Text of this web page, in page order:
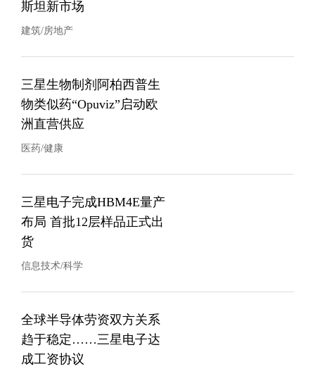
斯坦新市场
建筑/房地产
三星生物制剂阿柏西普生
物类似药“Opuviz”启动欧
洲直营供应
医药/健康
三星电子完成HBM4E量产
布局 首批12层样品正式出
货
信息技术/科学
全球半导体劳资双方关系
趋于稳定……三星电子达
成工资协议